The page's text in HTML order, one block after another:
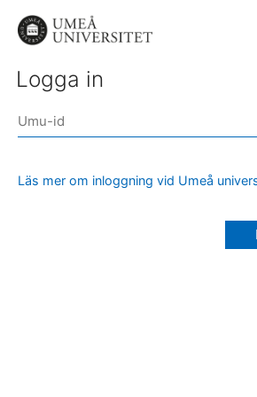
Logga in
Läs mer om inloggning vid Umeå